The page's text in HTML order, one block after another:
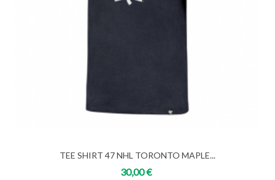
TEE SHIRT 47 NHL TORONTO MAPLE...
30,00 €